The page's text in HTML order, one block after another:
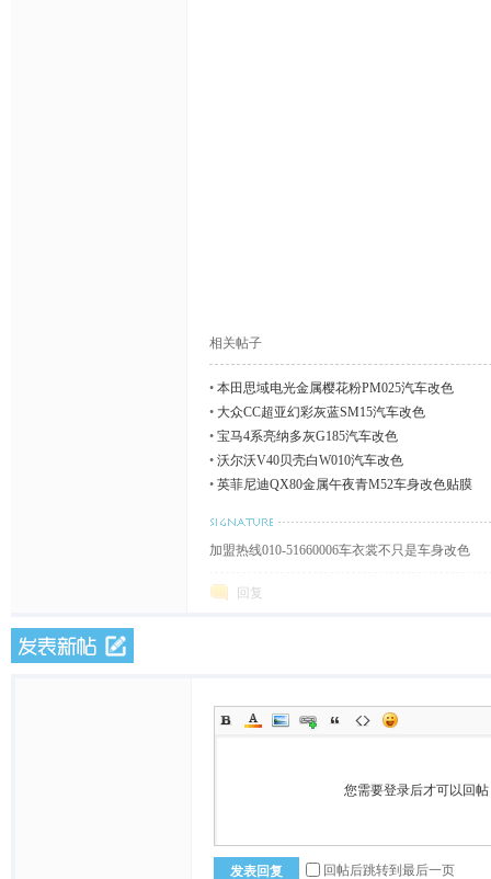
相关帖子
• 本田思域电光金属樱花粉PM025汽车改色
• 大众CC超亚幻彩灰蓝SM15汽车改色
• 宝马4系亮纳多灰G185汽车改色
• 沃尔沃V40贝壳白W010汽车改色
• 英菲尼迪QX80金属午夜青M52车身改色贴膜
加盟热线010-51660006车衣裳不只是车身改色
回复
您需要登录后才可以回
发表回复 回帖后跳转到最后一页